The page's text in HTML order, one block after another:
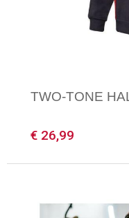
TWO-TONE
€ 26,99
Minimale